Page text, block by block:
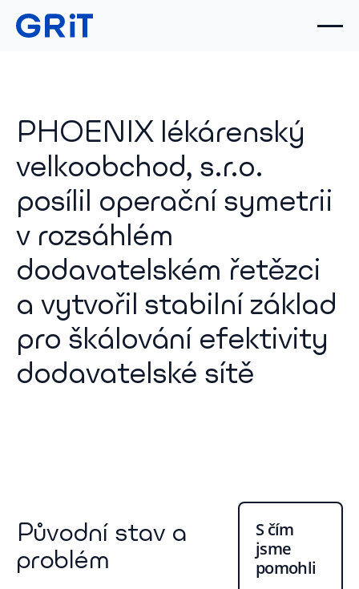
PHOENIX lékárenský
velkoobchod, s.r.o.
posílil operační symetrii
v rozsáhlém
dodavatelském řetězci
a vytvořil stabilní základ
pro škálování efektivity
dodavatelské sítě
Původní stav a
problém
S čím
jsme
pomohli